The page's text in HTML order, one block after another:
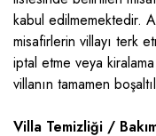
kabul edilmemektedir.
misafirlerin villayı terk
iptal etme veya
villanın tamamen
Villa Temizliği /